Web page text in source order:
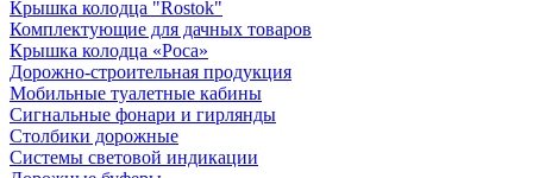
Крышка колодца "Rostok"
Комплектующие для дачных товаров
Крышка колодца «Роса»
Дорожно-строительная продукция
Мобильные туалетные кабины
Сигнальные фонари и гирлянды
Столбики дорожные
Системы световой индикации